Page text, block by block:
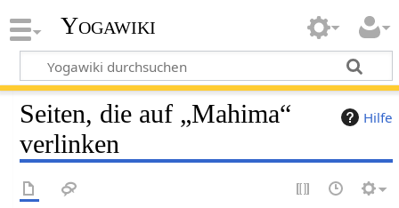
Yogawiki
Hilfe
Seiten, die auf „Mahima“
verlinken